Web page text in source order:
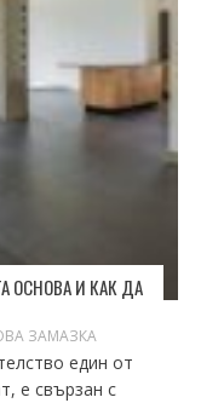
ОСНОВА И КАК ДА
ЗАМАЗКА
един от
е свързан с